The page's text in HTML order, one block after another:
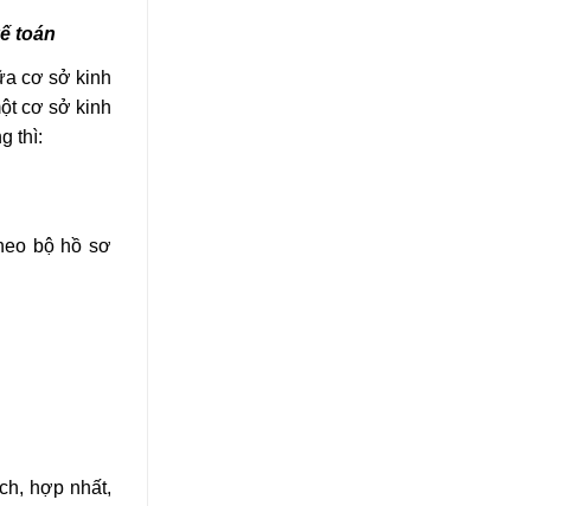
toán
cơ sở kinh
cơ sở kinh
thì:
bộ hồ sơ
hợp nhất,